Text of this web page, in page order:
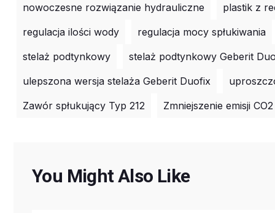
nowoczesne rozwiązanie hydrauliczne
plastik z
regulacja ilości wody
regulacja mocy spłukiwania
stelaż podtynkowy
stelaż podtynkowy Geberit
ulepszona wersja stelaża Geberit Duofix
Zawór spłukujący Typ 212
Zmniejszenie emisji CO2
You Might Also Like